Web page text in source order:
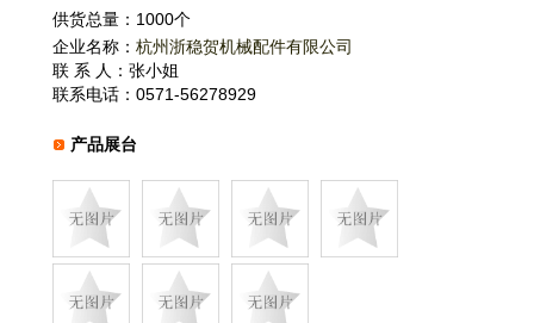
供货总量：1000个
企业名称： 杭州浙稳贺机械配件有限公司
联 系 人：张小姐
联系电话：0571-56278929
产品展台